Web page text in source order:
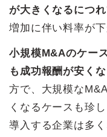
が大きくなるにつ
増加に伴い料率が
小規模M&Aのケー
も成功報酬が安く
方で、大規模な
くなるケースも珍
導入する企業は多